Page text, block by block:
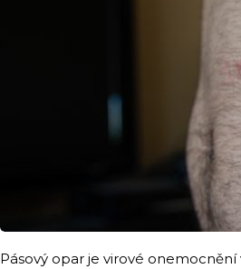
Pásový opar je virové